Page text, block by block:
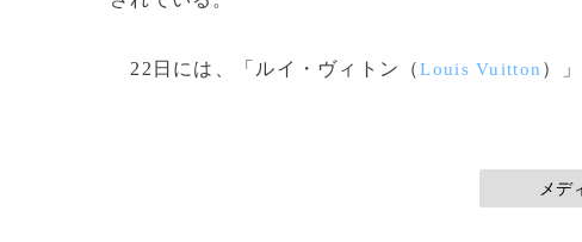
22日には、「ルイ・ヴィトン（Louis Vuitton ）
メデ